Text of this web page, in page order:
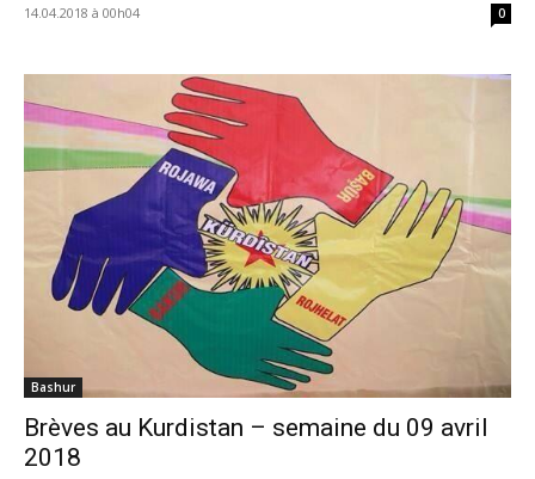
14.04.2018 à 00h04 0
Bashur
Brèves au Kurdistan – semaine du 09 avril
2018